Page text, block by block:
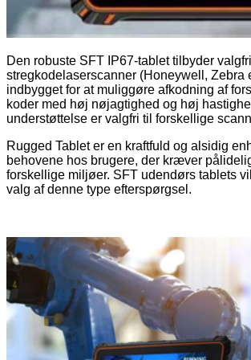
Den robuste SFT IP67-tablet tilbyder
stregkodelaserscanner (Honeywell, Zebra
indbygget for at muliggøre afkodning af
koder med høj nøjagtighed og høj
understøttelse er valgfri til forskellige
Rugged Tablet er en kraftfuld og alsidig
behovene hos brugere, der kræver
forskellige miljøer. SFT udendørs tablets
valg af denne type efterspørgsel.